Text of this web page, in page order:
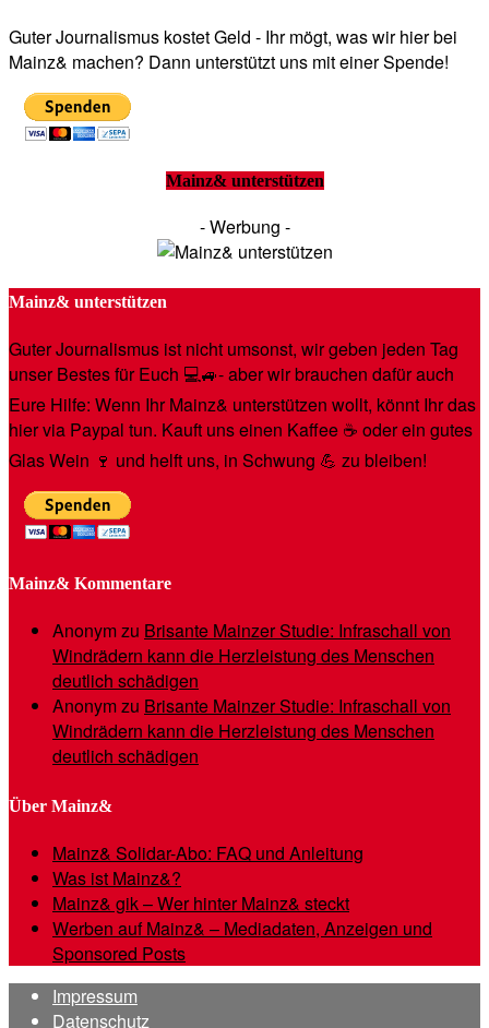
Guter Journalismus kostet Geld - Ihr mögt, was wir hier bei
Mainz& machen? Dann unterstützt uns mit einer Spende!
Mainz& unterstützen
- Werbung -
Mainz& unterstützen
Guter Journalismus ist nicht umsonst, wir geben jeden Tag
unser Bestes für Euch 💻🚙- aber wir brauchen dafür auch
Eure Hilfe: Wenn Ihr Mainz& unterstützen wollt, könnt Ihr das
hier via Paypal tun. Kauft uns einen Kaffee ☕️ oder ein gutes
Glas Wein 🍷 und helft uns, in Schwung 💪 zu bleiben!
Mainz& Kommentare
Anonymzu Brisante Mainzer Studie: Infraschall von
Windrädern kann die Herzleistung des Menschen
deutlich schädigen
Anonymzu Brisante Mainzer Studie: Infraschall von
Windrädern kann die Herzleistung des Menschen
deutlich schädigen
Über Mainz&
Mainz& Solidar-Abo: FAQ und Anleitung
Was ist Mainz&?
Mainz& gik – Wer hinter Mainz& steckt
Werben auf Mainz& – Mediadaten, Anzeigen und
Sponsored Posts
Impressum
Datenschutz